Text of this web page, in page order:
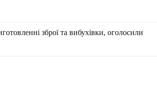
зброї та вибухівки, оголосили